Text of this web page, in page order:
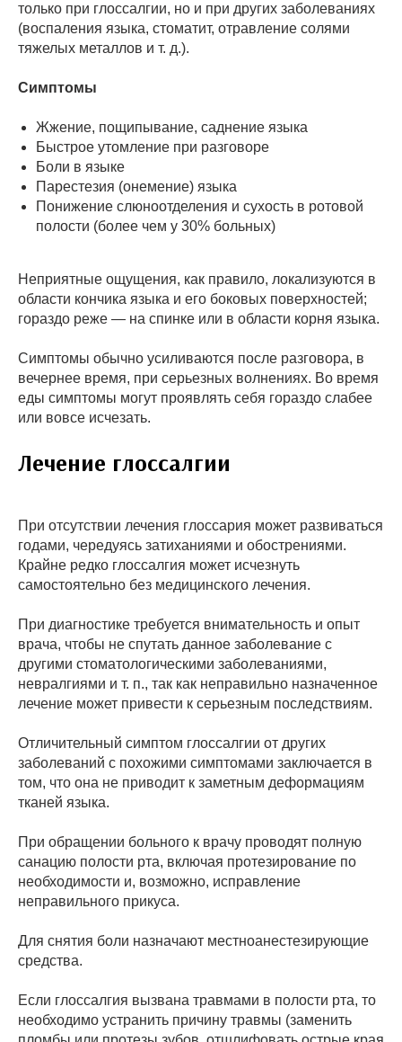
только при глоссалгии, но и при других заболеваниях
(воспаления языка, стоматит, отравление солями
тяжелых металлов и т. д.).
Симптомы
Жжение, пощипывание, саднение языка
Быстрое утомление при разговоре
Боли в языке
Парестезия (онемение) языка
Понижение слюноотделения и сухость в ротовой
полости (более чем у 30% больных)
Неприятные ощущения, как правило, локализуются в
области кончика языка и его боковых поверхностей;
гораздо реже — на спинке или в области корня языка.
Симптомы обычно усиливаются после разговора, в
вечернее время, при серьезных волнениях. Во время
еды симптомы могут проявлять себя гораздо слабее
или вовсе исчезать.
Лечение глоссалгии
При отсутствии лечения глоссария может развиваться
годами, чередуясь затиханиями и обострениями.
Крайне редко глоссалгия может исчезнуть
самостоятельно без медицинского лечения.
При диагностике требуется внимательность и опыт
врача, чтобы не спутать данное заболевание с
другими стоматологическими заболеваниями,
невралгиями и т. п., так как неправильно назначенное
лечение может привести к серьезным последствиям.
Отличительный симптом глоссалгии от других
заболеваний с похожими симптомами заключается в
том, что она не приводит к заметным деформациям
тканей языка.
При обращении больного к врачу проводят полную
санацию полости рта, включая протезирование по
необходимости и, возможно, исправление
неправильного прикуса.
Для снятия боли назначают местноанестезирующие
средства.
Если глоссалгия вызвана травмами в полости рта, то
необходимо устранить причину травмы (заменить